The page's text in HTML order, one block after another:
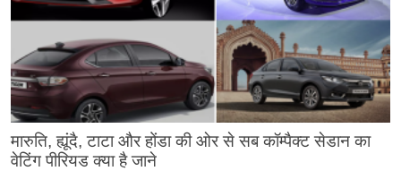
मारुति, ह्यूंदै, टाटा और होंडा की ओर से सब कॉम्पैक्ट सेडान का
वेटिंग पीरियड क्या है जाने